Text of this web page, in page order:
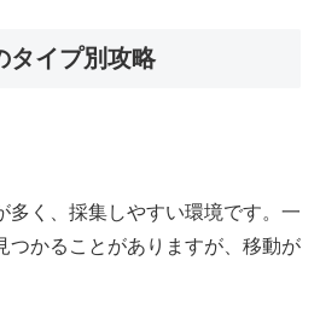
タイプ別攻略
多く、採集しやすい環境です。一
つかることがありますが、移動が